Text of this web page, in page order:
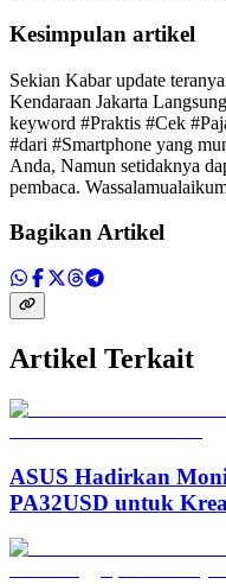
Kesimpulan artikel
Sekian Kabar update
Kendaraan Jakarta
keyword #Praktis #Cek
#dari #Smartphone yang
Anda, Namun setidaknya
pembaca.
Bagikan Artikel
Artikel Terkait
ASUS Hadirkan
PA32USD untuk